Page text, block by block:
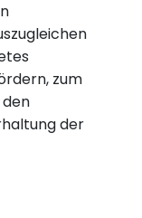
zum
den
der